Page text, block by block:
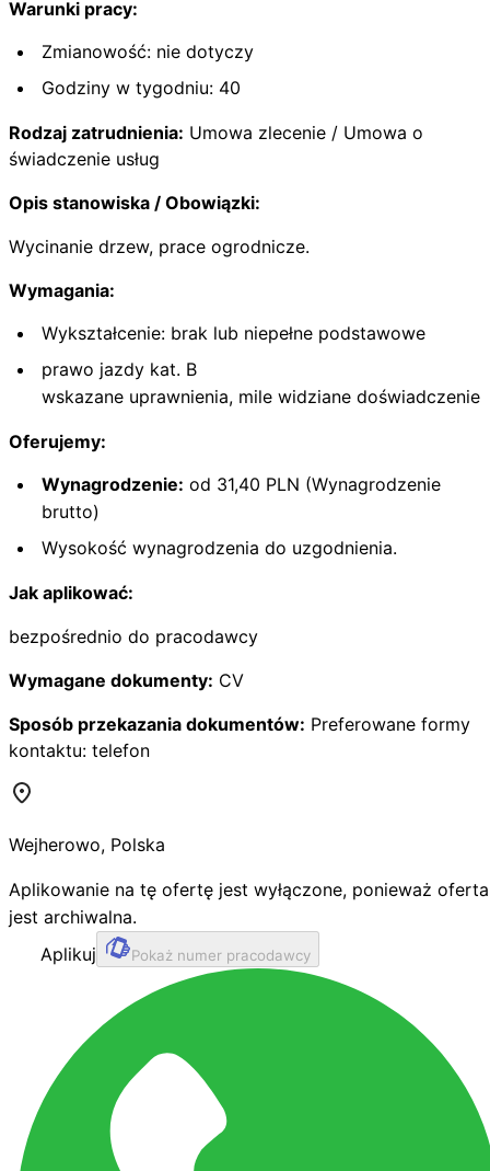
Warunki pracy:
Zmianowość: nie dotyczy
Godziny w tygodniu: 40
Rodzaj zatrudnienia: Umowa zlecenie / Umowa o
świadczenie usług
Opis stanowiska / Obowiązki:
Wycinanie drzew, prace ogrodnicze.
Wymagania:
Wykształcenie: brak lub niepełne podstawowe
prawo jazdy kat. B
wskazane uprawnienia, mile widziane doświadczenie
Oferujemy:
Wynagrodzenie: od 31,40 PLN (Wynagrodzenie
brutto)
Wysokość wynagrodzenia do uzgodnienia.
Jak aplikować:
bezpośrednio do pracodawcy
Wymagane dokumenty: CV
Sposób przekazania dokumentów: Preferowane formy
kontaktu: telefon
Wejherowo, Polska
Aplikowanie na tę ofertę jest wyłączone, ponieważ oferta
jest archiwalna.
Aplikuj
Pokaż numer pracodawcy